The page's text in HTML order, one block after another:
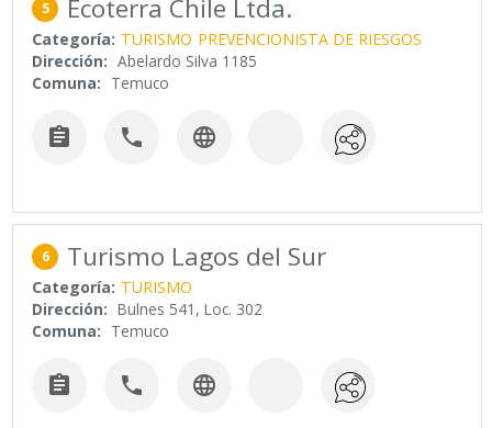
5 Ecoterra Chile Ltda.
Categoría: TURISMO PREVENCIONISTA DE RIESGOS
Dirección: Abelardo Silva 1185
Comuna: Temuco
  
6 Turismo Lagos del Sur
Categoría: TURISMO
Dirección: Bulnes 541, Loc. 302
Comuna: Temuco
  